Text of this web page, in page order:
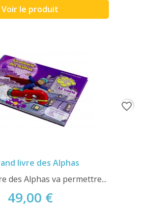
Voir le produit
livre des Alphas
des Alphas va permettre...
49,00 €
favorite_border